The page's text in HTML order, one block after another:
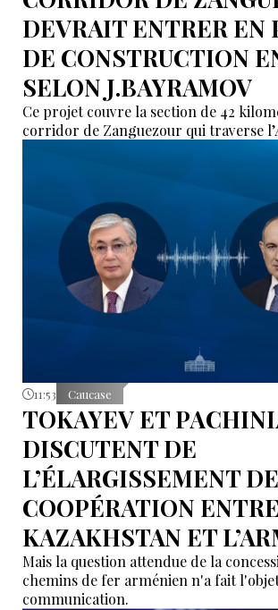
DEVRAIT ENTRER EN
DE CONSTRUCTION
SELON J.BAYRAMOV
Ce projet couvre la section de 42
corridor de Zanguezour qui traverse
11:53 Caucase
TOKAYEV ET
DISCUTENT DE
L’ÉLARGISSEMENT
COOPÉRATION
KAZAKHSTAN ET
Mais la question attendue de la
chemins de fer arménien n'a fait
communication.